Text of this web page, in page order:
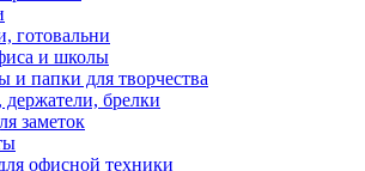
готовальни
и школы
и папки для творчества
брелки
заметок
офисной техники